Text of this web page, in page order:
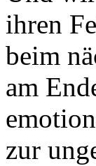
ihren
beim
am
zur